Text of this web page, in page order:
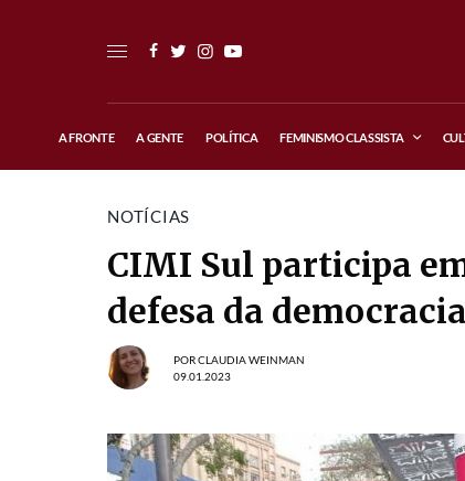
A FRONTE A GENTE POLÍTICA FEMINISMO CLASSISTA
NOTÍCIAS
CIMI Sul participa
defesa da
PORCLAUDIA WEINMAN
09.01.2023